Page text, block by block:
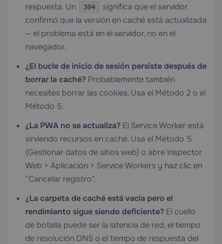
respuesta. Un 304
significa que el servidor
confirmó que la versión en caché está actualizada
— el problema está en el servidor, no en el
navegador.
¿El bucle de inicio de sesión persiste después de
borrar la caché? Probablemente también
necesites borrar las cookies. Usa el Método 2 o el
Método 5.
¿La PWA no se actualiza? El Service Worker está
sirviendo recursos en caché. Usa el Método 5
(Gestionar datos de sitios web) o abre Inspector
Web > Aplicación > Service Workers y haz clic en
“Cancelar registro”.
¿La carpeta de caché está vacía pero el
rendimiento sigue siendo deficiente? El cuello
de botella puede ser la latencia de red, el tiempo
de resolución DNS o el tiempo de respuesta del